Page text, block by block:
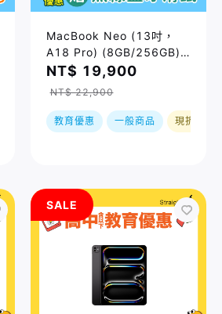
MacBook Neo (13吋，
A18 Pro) (8GB/256GB) /
四色｜預購，到貨後依訂單
順序出貨
NT$ 19,900
NT$ 22,900
教育優惠 一般商品 現折
SALE